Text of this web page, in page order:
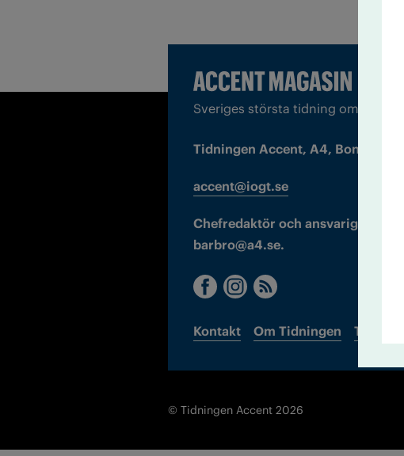
Sveriges största tidning om
Tidningen Accent, A4,
accent@iogt.se
Chefredaktör och ansvarig
barbro@a4.se.
Kontakt Om Tidningen
© Tidningen Accent 2026